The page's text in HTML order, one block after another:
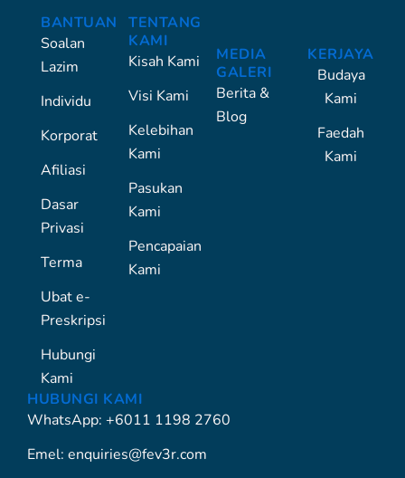
BANTUAN
Soalan
Lazim
Individu
Korporat
Afiliasi
Dasar
Privasi
Terma
Ubat e-
Preskripsi
Hubungi
Kami
TENTANG
KAMI
Kisah Kami
Visi Kami
Kelebihan
Kami
Pasukan
Kami
Pencapaian
Kami
MEDIA
GALERI
Berita &
Blog
KERJAYA
Budaya
Kami
Faedah
Kami
HUBUNGI KAMI
WhatsApp: +6011 1198 2760
Emel: enquiries@fev3r.com